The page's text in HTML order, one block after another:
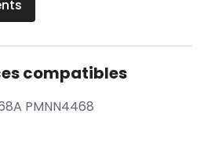
compatibles
PMNN4468